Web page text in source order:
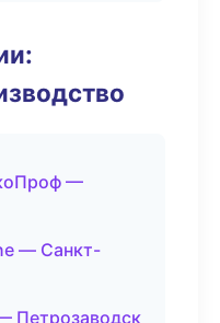
—
— Санкт-
Петрозаводск